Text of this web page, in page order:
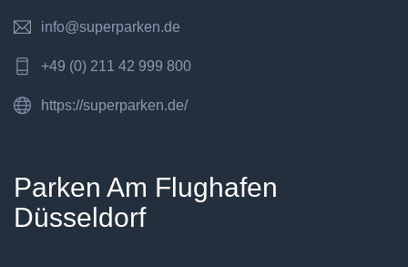
info@superparken.de
+49 (0) 211 42 999 800
https://superparken.de/
Parken Am Flughafen
Düsseldorf